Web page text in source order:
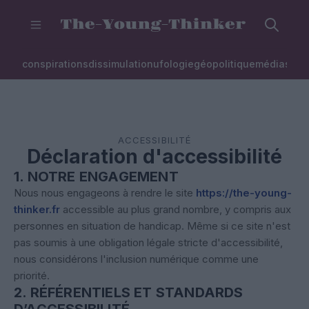
conspirationsdissimulationufologiegéopolitiquemédias
ACCESSIBILITÉ
Déclaration d'accessibilité
1. NOTRE ENGAGEMENT
Nous nous engageons à rendre le site https://the-young-
thinker.fr accessible au plus grand nombre, y compris aux
personnes en situation de handicap. Même si ce site n'est
pas soumis à une obligation légale stricte d'accessibilité,
nous considérons l'inclusion numérique comme une
priorité.
2. RÉFÉRENTIELS ET STANDARDS